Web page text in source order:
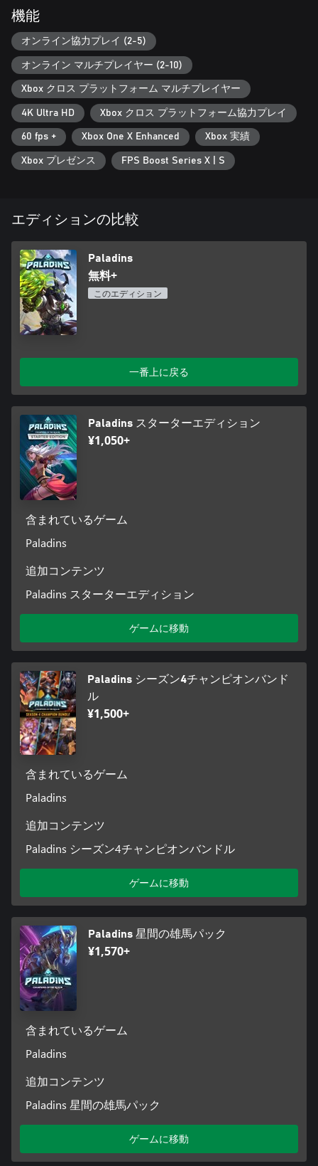
機能
オンライン協力プレイ (2-5)
オンライン マルチプレイヤー (2-10)
Xbox クロス プラットフォーム マルチプレイヤー
4K Ultra HD Xbox クロス プラットフォーム協力プレイ
60 fps + Xbox One X Enhanced Xbox 実績
Xbox プレゼンス FPS Boost Series X | S
エディションの比較
Paladins
無料+
このエディション
一番上に戻る
Paladins スターターエディション
¥1,050+
含まれているゲーム
Paladins
追加コンテンツ
Paladins スターターエディション
ゲームに移動
Paladins シーズン4チャンピオンバンド
ル
¥1,500+
含まれているゲーム
Paladins
追加コンテンツ
Paladins シーズン4チャンピオンバンドル
ゲームに移動
Paladins 星間の雄馬パック
¥1,570+
含まれているゲーム
Paladins
追加コンテンツ
Paladins 星間の雄馬パック
ゲームに移動